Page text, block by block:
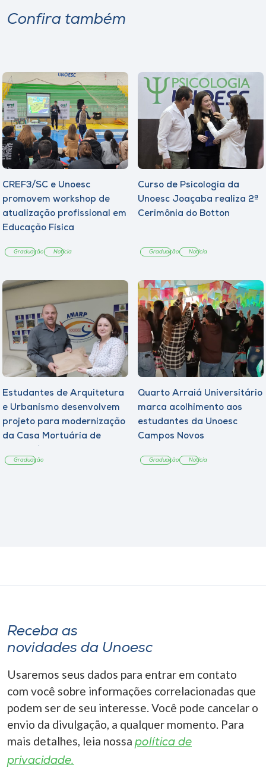
Confira também
CREF3/SC e Unoesc
promovem workshop de
atualização profissional em
Educação Física
Graduação Notícia
Curso de Psicologia da
Unoesc Joaçaba realiza 2ª
Cerimônia do Botton
Graduação Notícia
Estudantes de Arquitetura
e Urbanismo desenvolvem
projeto para modernização
da Casa Mortuária de
Graduação
Quarto Arraiá Universitário
marca acolhimento aos
estudantes da Unoesc
Campos Novos
Graduação Notícia
Receba as
novidades da Unoesc
Usaremos seus dados para entrar em contato
com você sobre informações correlacionadas que
podem ser de seu interesse. Você pode cancelar o
envio da divulgação, a qualquer momento. Para
mais detalhes, leia nossa política de
privacidade.